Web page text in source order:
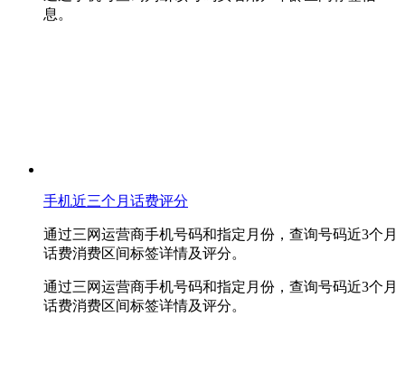
息。
手机近三个月话费评分
通过三网运营商手机号码和指定月份，查询号码近3个月
话费消费区间标签详情及评分。
通过三网运营商手机号码和指定月份，查询号码近3个月
话费消费区间标签详情及评分。